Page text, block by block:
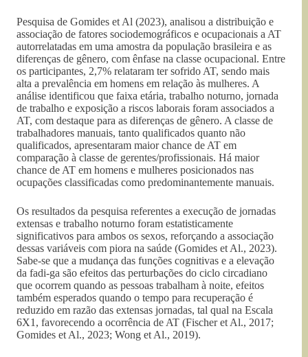
Pesquisa de Gomides et Al (2023), analisou a distribuição e
associação de fatores sociodemográficos e ocupacionais a AT
autorrelatadas em uma amostra da população brasileira e as
diferenças de gênero, com ênfase na classe ocupacional. Entre
os participantes, 2,7% relataram ter sofrido AT, sendo mais
alta a prevalência em homens em relação às mulheres. A
análise identificou que faixa etária, trabalho noturno, jornada
de trabalho e exposição a riscos laborais foram associados a
AT, com destaque para as diferenças de gênero. A classe de
trabalhadores manuais, tanto qualificados quanto não
qualificados, apresentaram maior chance de AT em
comparação à classe de gerentes/profissionais. Há maior
chance de AT em homens e mulheres posicionados nas
ocupações classificadas como predominantemente manuais.
Os resultados da pesquisa referentes a execução de jornadas
extensas e trabalho noturno foram estatisticamente
significativos para ambos os sexos, reforçando a associação
dessas variáveis com piora na saúde (Gomides et Al., 2023).
Sabe-se que a mudança das funções cognitivas e a elevação
da fadi-ga são efeitos das perturbações do ciclo circadiano
que ocorrem quando as pessoas trabalham à noite, efeitos
também esperados quando o tempo para recuperação é
reduzido em razão das extensas jornadas, tal qual na Escala
6X1, favorecendo a ocorrência de AT (Fischer et Al., 2017;
Gomides et Al., 2023; Wong et Al., 2019).